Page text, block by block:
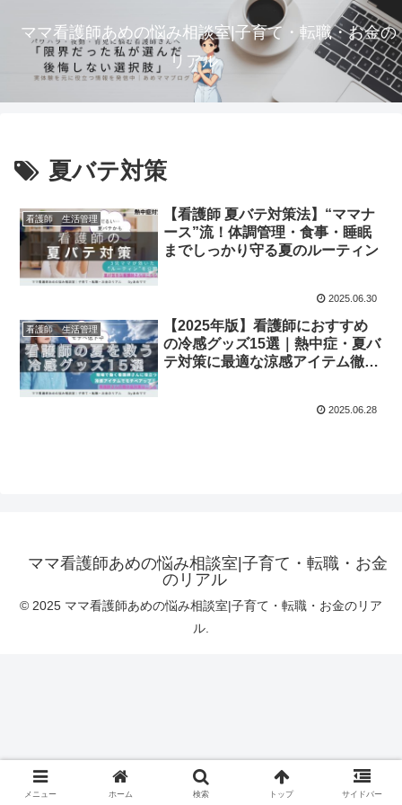
ママ看護師あめの悩み相談室|子育て・転職・お金の
リアル
夏バテ対策
看護師 生活管理
【看護師 夏バテ対策法】“ママナ
ース”流！体調管理・食事・睡眠
までしっかり守る夏のルーティン
2025.06.30
看護師 生活管理
【2025年版】看護師におすすめ
の冷感グッズ15選｜熱中症・夏バ
テ対策に最適な涼感アイテム徹底
2025.06.28
ママ看護師あめの悩み相談室|子育て・転職・お金
のリアル
© 2025 ママ看護師あめの悩み相談室|子育て・転職・お金のリア
ル.
メニュー ホーム 検索 トップ サイドバー